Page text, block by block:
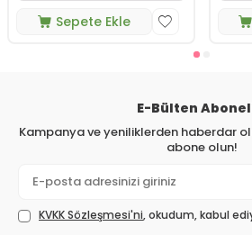
Sepete Ekle
E-Bülten
Kampanya ve yeniliklerden haberdar
abone olun!
KVKK Sözleşmesi'ni, okudum, kabul